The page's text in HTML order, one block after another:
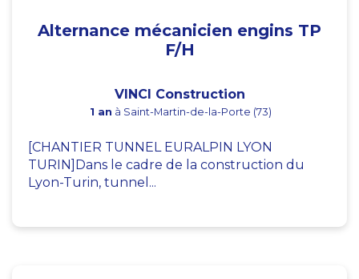
Alternance mécanicien engins TP
F/H
VINCI Construction
1 an à Saint-Martin-de-la-Porte (73)
[CHANTIER TUNNEL EURALPIN LYON
TURIN]Dans le cadre de la construction du
Lyon-Turin, tunnel...